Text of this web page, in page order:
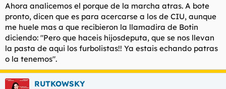
Ahora analicemos el porque de la marcha atras. A bote
pronto, dicen que es para acercarse a los de CIU, aunque
me huele mas a que recibieron la llamadira de Botin
diciendo: "Pero que haceis hijosdeputa, que se nos llevan
la pasta de aqui los furbolistas!! Ya estais echando patras
o la tenemos".
RUTKOWSKY